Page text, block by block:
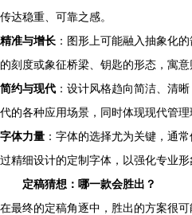
传达稳重、可靠之感。
精准与增长 ：图形上可能融入抽象化
的刻度或象征桥梁、钥匙的形态，寓
简约与现代 ：设计风格趋向简洁、清
代的各种应用场景，同时体现现代管理
字体力量 ：字体的选择尤为关键，通
过精细设计的定制字体，以强化专业形
定稿猜想：哪一款会胜出？
在最终的定稿角逐中，胜出的方案很